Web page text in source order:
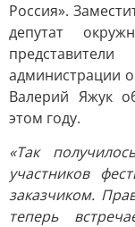
Россия».
депутат
администрации
Валерий Яжук
этом году.
«Так
участников
заказчиком.
теперь